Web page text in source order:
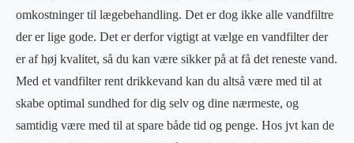
omkostninger til lægebehandling. Det er dog ikke alle vandfiltre
der er lige gode. Det er derfor vigtigt at vælge en vandfilter der
er af høj kvalitet, så du kan være sikker på at få det reneste vand.
Med et vandfilter rent drikkevand kan du altså være med til at
skabe optimal sundhed for dig selv og dine nærmeste, og
samtidig være med til at spare både tid og penge. Hos jvt kan de